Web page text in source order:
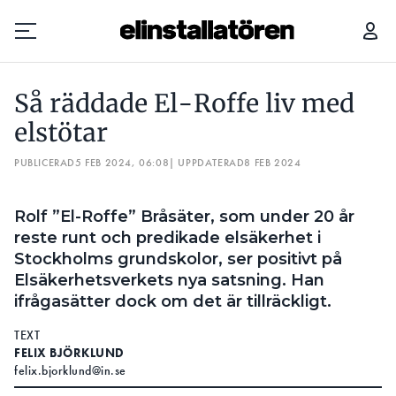
Prenumerera
Hantera prenumeration
Lediga jobb
Annonsera
Läs E-tidningen
Om tidningen
Kontakt
Personuppgifter
Så räddade El-Roffe liv med
elstötar
PUBLICERAD5 FEB 2024, 06:08| UPPDATERAD8 FEB 2024
Rolf ”El-Roffe” Bråsäter, som under 20 år
reste runt och predikade elsäkerhet i
Stockholms grundskolor, ser positivt på
Elsäkerhetsverkets nya satsning. Han
ifrågasätter dock om det är tillräckligt.
TEXT
FELIX BJÖRKLUND
felix.bjorklund@in.se
SÅ RÄDDADE EL-ROFFE LIV MED ELSTÖTAR